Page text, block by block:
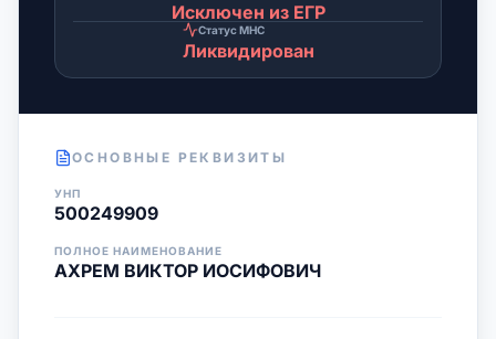
Исключен из ЕГР
Статус МНС
Ликвидирован
ОСНОВНЫЕ РЕКВИЗИТЫ
УНП
500249909
ПОЛНОЕ НАИМЕНОВАНИЕ
АХРЕМ ВИКТОР ИОСИФОВИЧ